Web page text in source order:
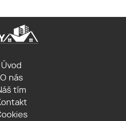
Úvod
O nás
tím